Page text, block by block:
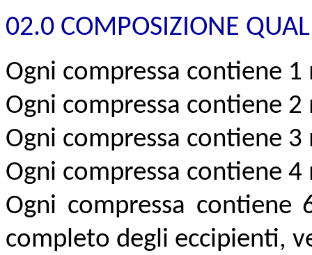
02.0 COMPOSIZIONE
Ogni compressa contiene
Ogni compressa contiene
Ogni compressa contiene
Ogni compressa contiene
Ogni compressa
completo degli eccipienti,